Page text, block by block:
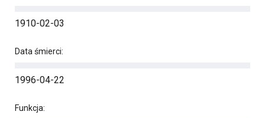
1910-02-03
Data śmierci:
1996-04-22
Funkcja: